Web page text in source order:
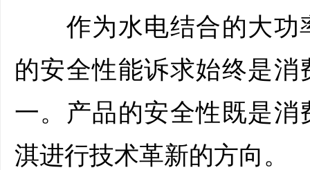
作为水电结合的大功
的安全性能诉求始终是
一。产品的安全性既是
淇进行技术革新的方向。